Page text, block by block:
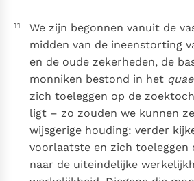
11
We zijn begonnen vanuit de
midden van de ineenstorting
en de oude zekerheden, de
monniken bestond in het
zich toeleggen op de
ligt – zo zouden we kunnen
wijsgerige houding: verder
voorlaatste en zich
naar de uiteindelijke